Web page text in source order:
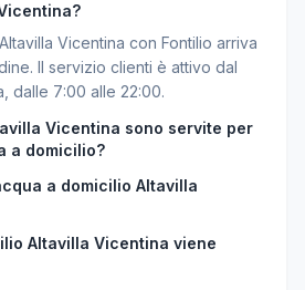
Vicentina con Fontilio arriva
Il servizio clienti è attivo dal
dalle 7:00 alle 22:00.
Vicentina sono servite per
a domicilio?
a domicilio Altavilla
Altavilla Vicentina viene